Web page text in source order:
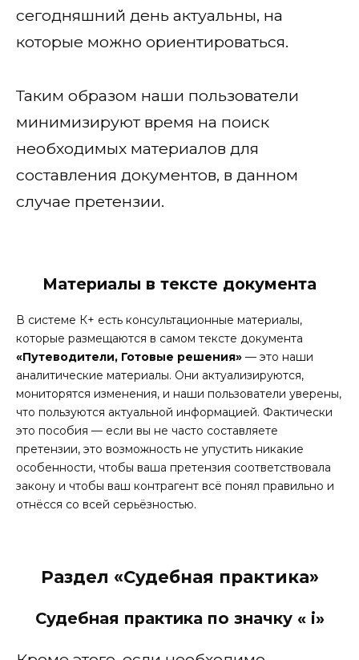
сегодняшний день актуальны, на
которые можно ориентироваться.
Таким образом наши пользователи
минимизируют время на поиск
необходимых материалов для
составления документов, в данном
случае претензии.
Материалы в тексте документа
В системе К+ есть консультационные материалы,
которые размещаются в самом тексте документа
«Путеводители, Готовые решения» — это наши
аналитические материалы. Они актуализируются,
мониторятся изменения, и наши пользователи уверены,
что пользуются актуальной информацией. Фактически
это пособия — если вы не часто составляете
претензии, это возможность не упустить никакие
особенности, чтобы ваша претензия соответствовала
закону и чтобы ваш контрагент всё понял правильно и
отнёсся со всей серьёзностью.
Раздел «Судебная практика»
Судебная практика по значку «i»